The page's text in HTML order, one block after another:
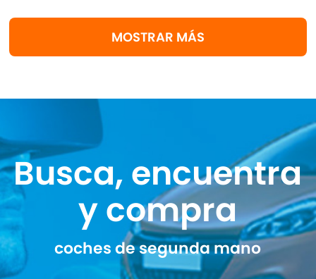
MOSTRAR MÁS
Busca, encuentra
y compra
coches de segunda mano